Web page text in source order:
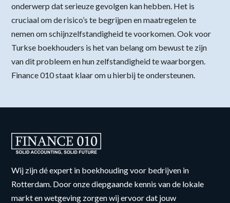
onderwerp dat serieuze gevolgen kan hebben. Het is
cruciaal om de risico’s te begrijpen en maatregelen te
nemen om schijnzelfstandigheid te voorkomen. Ook voor
Turkse boekhouders is het van belang om bewust te zijn
van dit probleem en hun zelfstandigheid te waarborgen.
Finance 010 staat klaar om u hierbij te ondersteunen.
Wij zijn dé expert in boekhouding voor bedrijven in
Rotterdam. Door onze diepgaande kennis van de lokale
markt en wetgeving zorgen wij ervoor dat jouw